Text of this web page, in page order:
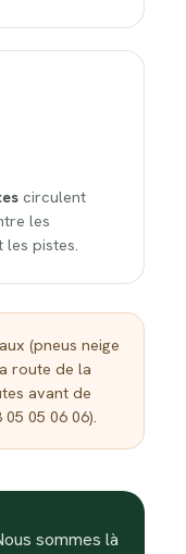
circulent
les
pistes.
(pneus neige
route de la
avant de
05 05 06 06).
sommes là